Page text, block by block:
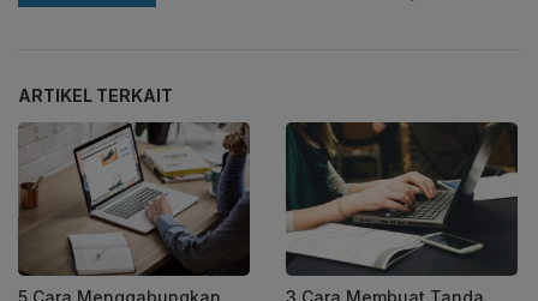
ARTIKEL TERKAIT